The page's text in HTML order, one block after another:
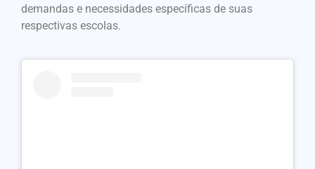
demandas e necessidades específicas de suas
respectivas escolas.